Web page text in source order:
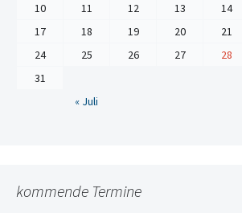
10
11 12 13 14
17
18 19 20 21
24
25 26 27 28
31
« Juli
kommende Termine